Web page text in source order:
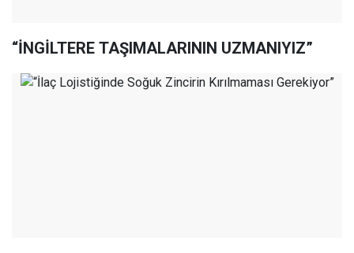
“İNGİLTERE TAŞIMALARININ UZMANIYIZ”